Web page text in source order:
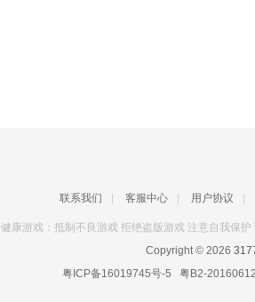
联系我们 客服中心 用户协议
健康游戏：抵制不良游戏 拒绝盗版游戏 注意自我保
Copyright © 2026
粤ICP备16019745号-5 粤B2-